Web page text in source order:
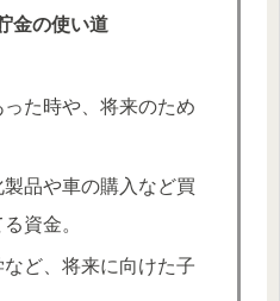
金の使い道
た時や、将来のため
品や車の購入など買
資金。
ど、将来に向けた子